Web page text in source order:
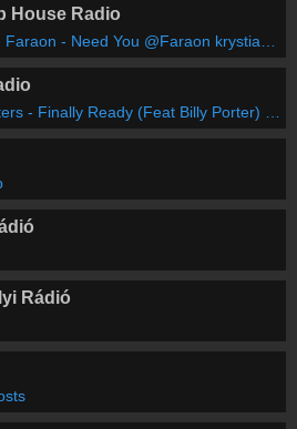
House Radio
- Need You @Faraon krystian housemusic
- Finally Ready (Feat Billy Porter) (7 Inch)
Rádió